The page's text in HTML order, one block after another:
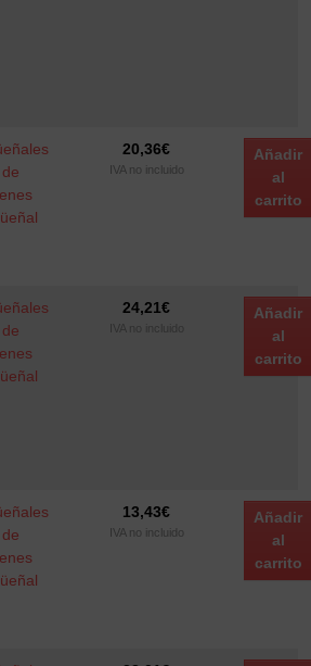
20,36€
IVA no incluido
Añadir
al
carrito
24,21€
IVA no incluido
Añadir
al
carrito
13,43€
IVA no incluido
Añadir
al
carrito